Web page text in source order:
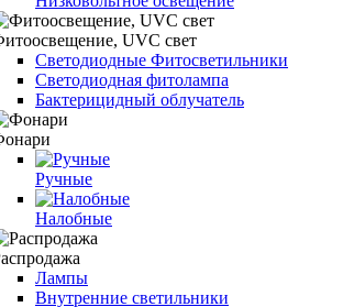
UVC свет
Светодиодные Фитосветильники
Светодиодная фитолампа
Бактерицидный облучатель
Ручные
Налобные
Лампы
Внутренние светильники